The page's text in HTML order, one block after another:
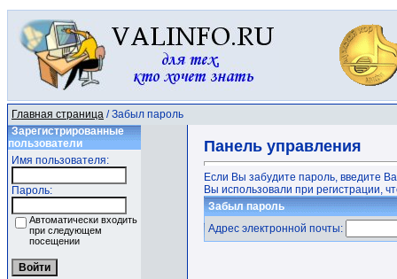
Главная страница / Забыл пароль
Зарегистрированные
пользователи
Имя пользователя:
Пароль:
Автоматически входить
при следующем
посещении
Панель управления
Если Вы забудите пароль, введите
Вы использовали при регистрации,
Забыл пароль
Адрес электронной почты: